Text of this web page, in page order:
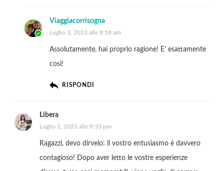
Viaggiacorrisogna
Luglio 3, 2023 alle 8:18 am
Assolutamente, hai proprio ragione! E’ esattamente
così!
RISPONDI
Libera
Luglio 2, 2023 alle 9:33 pm
Ragazzi, devo dirvelo: il vostro entusiasmo è davvero
contagioso! Dopo aver letto le vostre esperienze